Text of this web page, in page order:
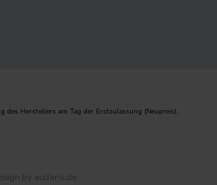
des Herstellers am Tag der Erstzulassung (Neupreis).
by audaris.de